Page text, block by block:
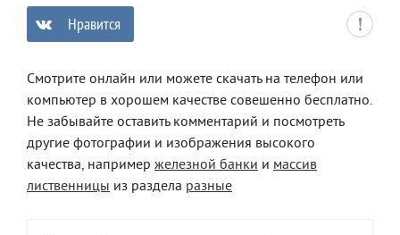
Нравится
Смотрите онлайн или можете скачать на телефон или
компьютер в хорошем качестве совешенно бесплатно.
Не забывайте оставить комментарий и посмотреть
другие фотографии и изображения высокого
качества, например железной банки и массив
лиственницы из раздела разные